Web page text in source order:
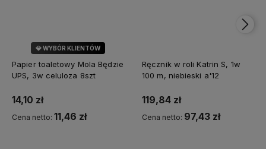
💎 WYBÓR KLIENTÓW
Papier toaletowy Mola Będzie
UPS, 3w celuloza 8szt
14,10 zł
Cena netto: 11,46 zł
Ręcznik w roli Katrin S, 1w
100 m, niebieski a'12
119,84 zł
Cena netto: 97,43 zł